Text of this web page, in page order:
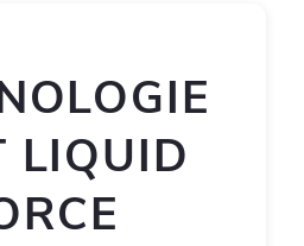
LIQUID